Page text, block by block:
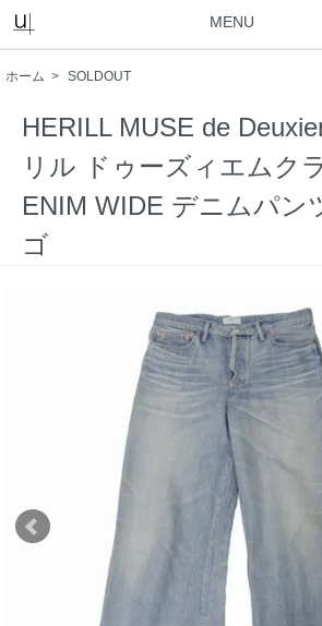
MENU
ホーム > SOLDOUT
HERILL MUSE de
リル ドゥーズィエムク
ENIM WIDE デニムパン
ゴ